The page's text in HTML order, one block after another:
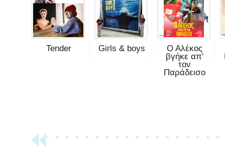
Tender Girls & boys
Ο Αλέκος
βγήκε απ'
τον
Παράδεισο